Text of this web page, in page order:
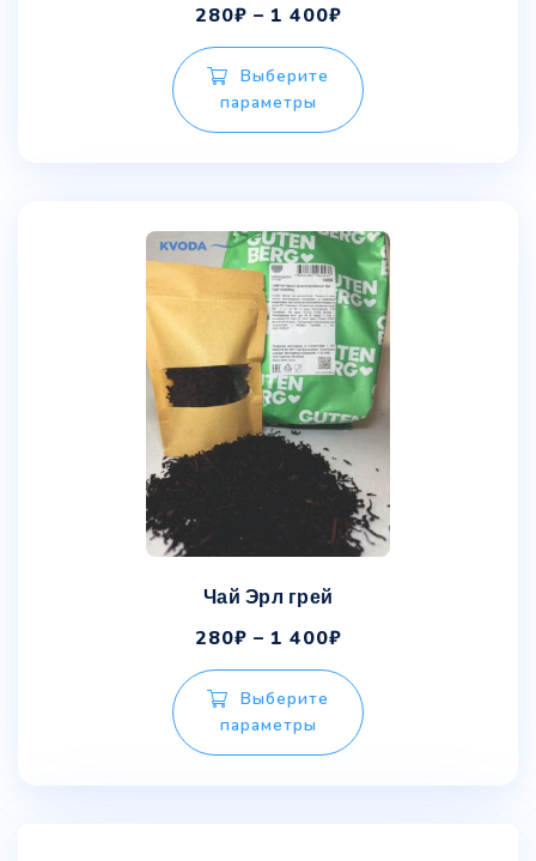
280₽ – 1 400₽
Выберите
параметры
Чай Эрл грей
280₽ – 1 400₽
Выберите
параметры